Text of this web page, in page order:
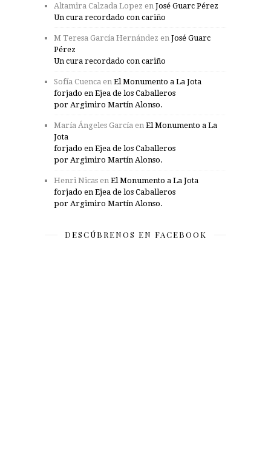
Altamira Calzada Lopez en José Guarc Pérez
Un cura recordado con cariño
M Teresa García Hernández en José Guarc
Pérez
Un cura recordado con cariño
Sofía Cuenca en El Monumento a La Jota
forjado en Ejea de los Caballeros
por Argimiro Martín Alonso.
María Ángeles García en El Monumento a La
Jota
forjado en Ejea de los Caballeros
por Argimiro Martín Alonso.
Henri Nicas en El Monumento a La Jota
forjado en Ejea de los Caballeros
por Argimiro Martín Alonso.
DESCÚBRENOS EN FACEBOOK